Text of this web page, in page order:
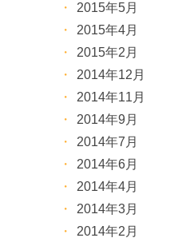
2015年5月
2015年4月
2015年2月
2014年12月
2014年11月
2014年9月
2014年7月
2014年6月
2014年4月
2014年3月
2014年2月